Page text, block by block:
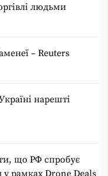
людьми
– Reuters
нарешті
що РФ спробує